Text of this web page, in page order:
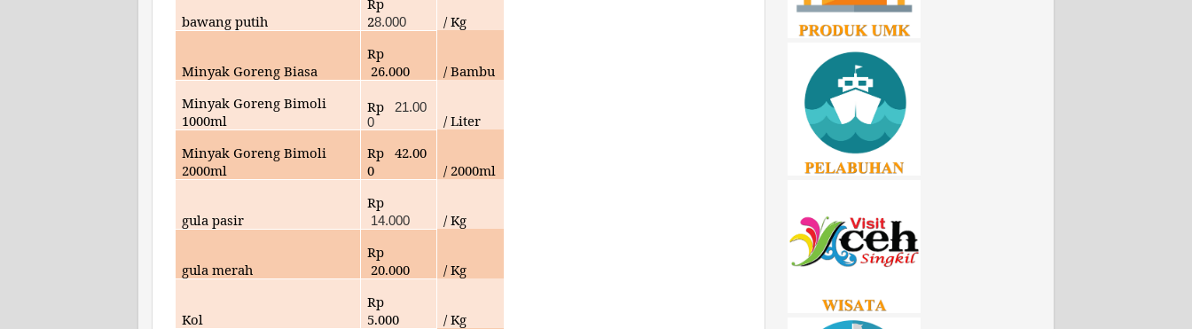
bawang putih
28.000 / Kg
Minyak Goreng Biasa
Rp
26.000
/ Bambu
Minyak Goreng Bimoli
1000ml
Rp
21.00
0
/ Liter
Minyak Goreng Bimoli
2000ml
Rp 42.00
0
/ 2000ml
gula pasir
Rp
14.000 / Kg
gula merah
Rp
20.000
/ Kg
Kol
Rp
5.000
/ Kg